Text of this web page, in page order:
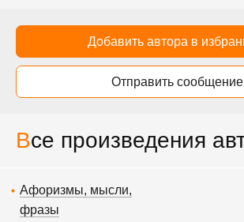
Добавить автора в
Отправить сообщение
Все произведения
Афоризмы, мысли,
фразы